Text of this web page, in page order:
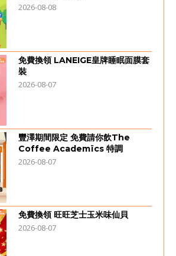
2026-08-08
免費換領 LANEIGE皇牌睡眠面膜套
裝
2026-08-07
豐澤期間限定 免費請你飲The
Coffee Academïcs 特調
2026-08-07
免費換領 旺旺芝士玉米味仙貝
2026-08-07